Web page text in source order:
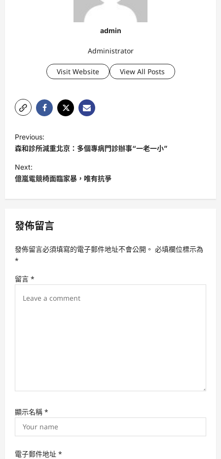
admin
Administrator
Visit Website View All Posts
o
s
t
v
g
t
Previous:
森和診所減重北京：多個專病門診辦事“一老一小”
Next:
億嵐電競椅面臨家暴，唯有抗爭
發佈留言
發佈留言必須填寫的電子郵件地址不會公開。 必填欄位標示為
*
留言 *
顯示名稱 *
電子郵件地址 *